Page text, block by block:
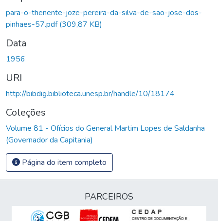
para-o-thenente-joze-pereira-da-silva-de-sao-jose-dos-
pinhaes-57.pdf(309,87 KB)
Data
1956
URI
http://bibdig.biblioteca.unesp.br/handle/10/18174
Coleções
Volume 81 - Ofícios do General Martim Lopes de Saldanha
(Governador da Capitania)
Página do item completo
PARCEIROS